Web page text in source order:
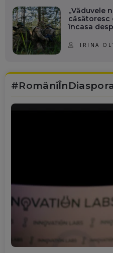
„Văduvele
căsătoresc
încasa
IRINA